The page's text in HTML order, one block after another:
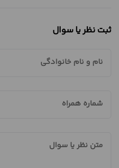
ثبت نظر یا سوال
نام و نام خانوادگی
شماره همراه
متن نظر یا سوال